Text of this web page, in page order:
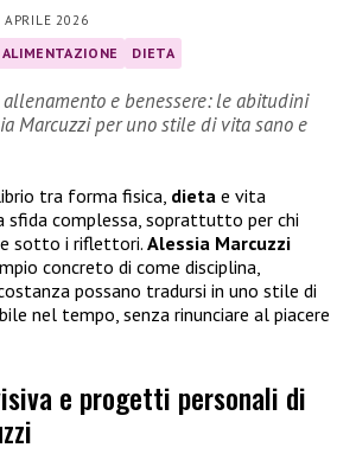
APRILE 2026
ALIMENTAZIONE DIETA
e benessere: le abitudini
Marcuzzi per uno stile di vita sano e
tra forma fisica, dieta e vita
sfida complessa, soprattutto per chi
sotto i riflettori. Alessia Marcuzzi
concreto di come disciplina,
possano tradursi in uno stile di
nel tempo, senza rinunciare al piacere
e progetti personali di